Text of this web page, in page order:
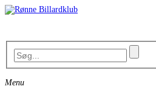
Skip
Menu